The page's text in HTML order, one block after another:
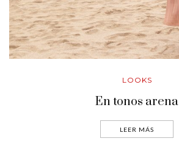
LOOKS
En tonos arena
LEER MÁS